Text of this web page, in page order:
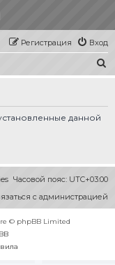
Вход
Регистрация
данной
Часовой пояс: UTC+03:00
с администрацией
© phpBB Limited